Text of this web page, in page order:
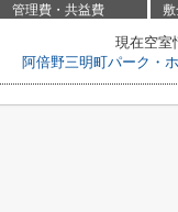
管理費・共益費 敷
現在空室
阿倍野三明町パーク・